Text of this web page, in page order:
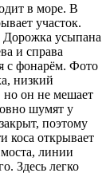
в море. В
участок.
Дорожка усыпана
и справа
с фонарём. Фото
низкий
но он не мешает
шумят у
поэтому
коса открывает
линии
Здесь легко